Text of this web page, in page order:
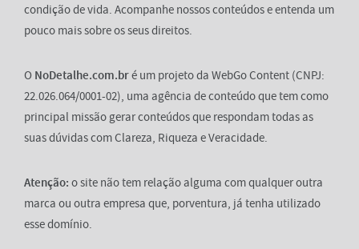
condição de vida. Acompanhe nossos conteúdos e entenda um
pouco mais sobre os seus direitos.
O NoDetalhe.com.bré um projeto da WebGo Content (CNPJ:
22.026.064/0001-02), uma agência de conteúdo que tem como
principal missão gerar conteúdos que respondam todas as
suas dúvidas com Clareza, Riqueza e Veracidade.
Atenção: o site não tem relação alguma com qualquer outra
marca ou outra empresa que, porventura, já tenha utilizado
esse domínio.